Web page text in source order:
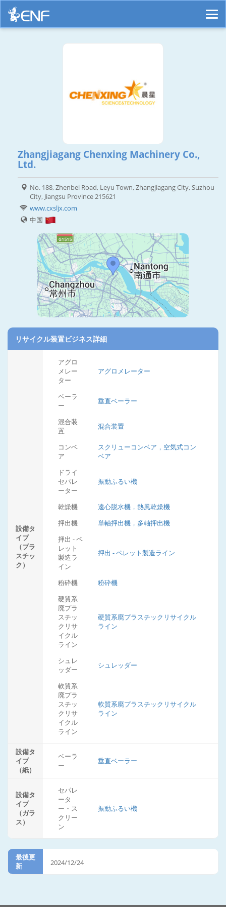
Zhangjiagang Chenxing Machinery Co.,
Ltd.
No. 188, Zhenbei Road, Leyu Town, Zhangjiagang City, Suzhou
City, Jiangsu Province 215621
www.cxsljx.com
中国
リサイクル装置ビジネス詳細
設備タ
イプ
（プラ
スチッ
ク）
アグロ
メレー
ター
アグロメレーター
ベーラ
ー
垂直ベーラー
混合装
置
混合装置
コンベ
ア
スクリューコンベア，空気式コン
ベア
ドライ
セパレ
ーター
振動ふるい機
乾燥機
遠心脱水機，熱風乾燥機
押出機
単軸押出機，多軸押出機
押出 - ペ
レット
製造ラ
イン
押出 - ペレット製造ライン
粉砕機
粉砕機
硬質系
廃プラ
スチッ
クリサ
イクル
ライン
硬質系廃プラスチックリサイクル
ライン
シュレ
ッダー
シュレッダー
軟質系
廃プラ
スチッ
クリサ
イクル
ライン
軟質系廃プラスチックリサイクル
ライン
設備タ
イプ
（紙）
ベーラ
ー
垂直ベーラー
設備タ
イプ
（ガラ
ス）
セパレ
ータ
ー・ス
クリー
ン
振動ふるい機
最後更
新
2024/12/24